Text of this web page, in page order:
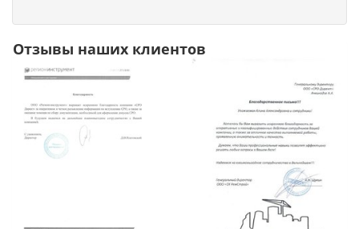
Отзывы наших клиентов